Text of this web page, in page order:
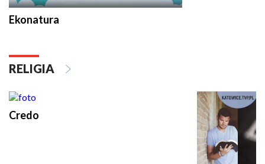
Ekonatura
RELIGIA
Credo